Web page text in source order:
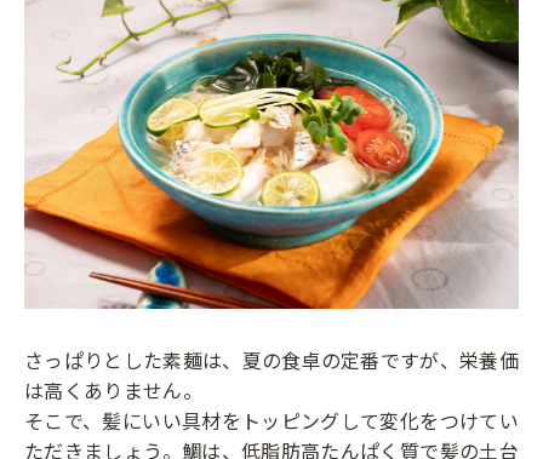
さっぱりとした素麺は、夏の食卓の定番ですが、栄養価
は高くありません。
そこで、髪にいい具材をトッピングして変化をつけてい
ただきましょう。鯛は、低脂肪高たんぱく質で髪の土台